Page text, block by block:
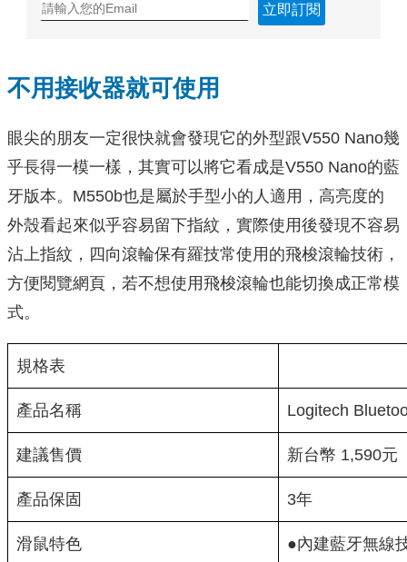
立即訂閱
不用接收器就可使用
眼尖的朋友一定很快就會發現它的外型跟V550 Nano幾
乎長得一模一樣，其實可以將它看成是V550 Nano的藍
牙版本。M550b也是屬於手型小的人適用，高亮度的
外殼看起來似乎容易留下指紋，實際使用後發現不容易
沾上指紋，四向滾輪保有羅技常使用的飛梭滾輪技術，
方便閱覽網頁，若不想使用飛梭滾輪也能切換成正常模
式。
規格表
產品名稱 Logitech
建議售價 新台幣 1,590元
產品保固 3年
滑鼠特色
●內建藍牙無線